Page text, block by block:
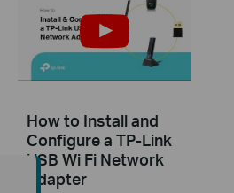
How to Install and
Configure a TP-Link
USB Wi Fi Network
Adapter